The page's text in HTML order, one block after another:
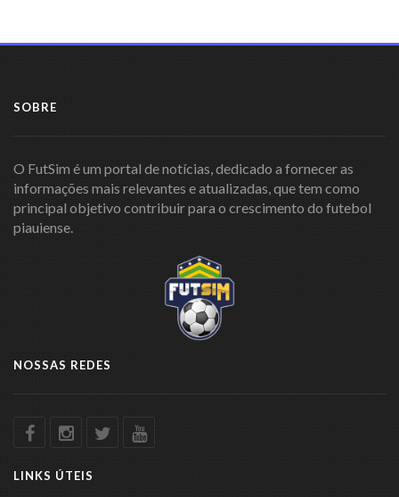
SOBRE
O FutSim é um portal de notícias, dedicado a fornecer as
informações mais relevantes e atualizadas, que tem como
principal objetivo contribuir para o crescimento do futebol
piauiense.
NOSSAS REDES
LINKS ÚTEIS